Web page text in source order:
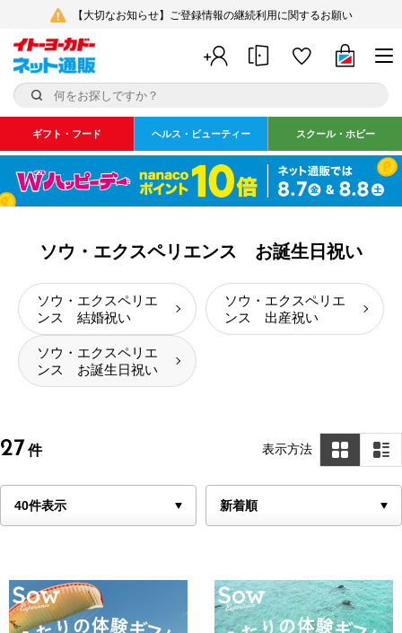
【大切なお知らせ】ご登録情報の継続利用に関するお願い
ギフト・フード ヘルス・ビューティー スクール・ホビー
ソウ・エクスペリエンス お誕生日祝い
ソウ・エクスペリエ
ンス 結婚祝い
ソウ・エクスペリエ
ンス 出産祝い
ソウ・エクスペリエ
ンス お誕生日祝い
27 件 表示方法